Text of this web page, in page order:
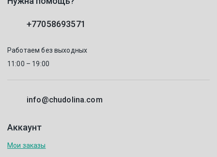
+77058693571
Работаем без выходных
11:00 – 19:00
info@chudolina.com
Аккаунт
Мои заказы